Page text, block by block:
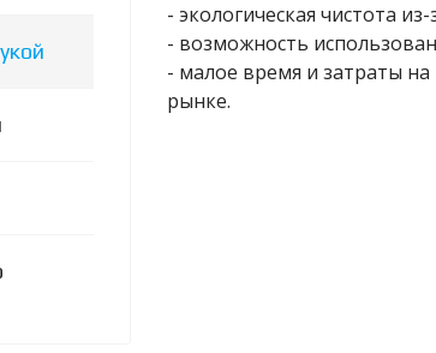
- экологическая чиcтота
- возможность
- малое время и затраты на
рынке.